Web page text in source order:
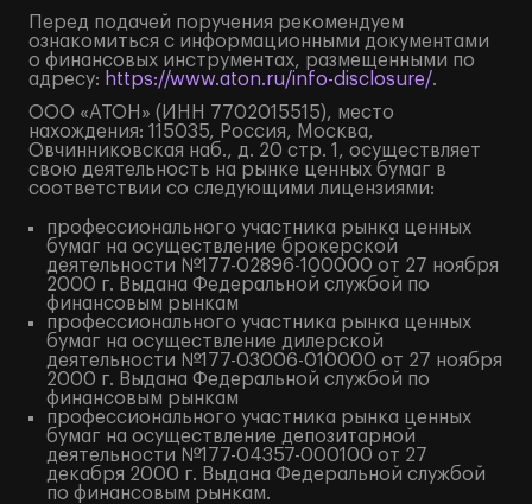
Перед подачей поручения рекомендуем
ознакомиться с информационными документами
о финансовых инструментах, размещенными по
адресу: https://www.aton.ru/info-disclosure/.
ООО «АТОН» (ИНН 7702015515), место
нахождения: 115035, Россия, Москва,
Овчинниковская наб., д. 20 стр. 1, осуществляет
свою деятельность на рынке ценных бумаг в
соответствии со следующими лицензиями:
профессионального участника рынка ценных
бумаг на осуществление брокерской
деятельности №177-02896-100000 от 27 ноября
2000 г. Выдана Федеральной службой по
финансовым рынкам
профессионального участника рынка ценных
бумаг на осуществление дилерской
деятельности №177-03006-010000 от 27 ноября
2000 г. Выдана Федеральной службой по
финансовым рынкам
профессионального участника рынка ценных
бумаг на осуществление депозитарной
деятельности №177-04357-000100 от 27
декабря 2000 г. Выдана Федеральной службой
по финансовым рынкам.